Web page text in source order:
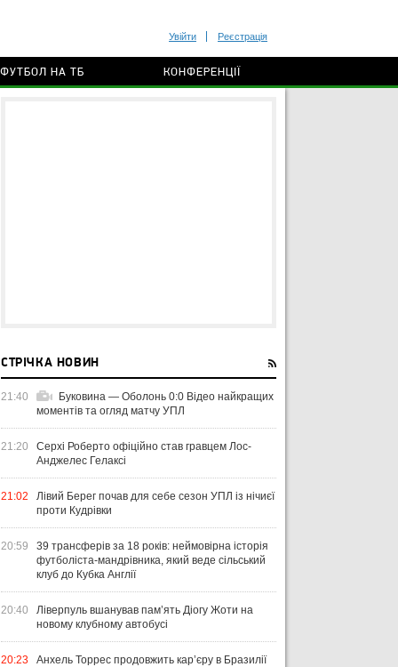
Увійти Реєстрація
ФУТБОЛ НА ТБ КОНФЕРЕНЦІЇ
СТРІЧКА НОВИН
21:40
Буковина — Оболонь 0:0 Відео найкращих
моментів та огляд матчу УПЛ
21:20
Серхі Роберто офіційно став гравцем Лос-
Анджелес Гелаксі
21:02
Лівий Берег почав для себе сезон УПЛ із нічиєї
проти Кудрівки
20:59
39 трансферів за 18 років: неймовірна історія
футболіста-мандрівника, який веде сільський
клуб до Кубка Англії
20:40
Ліверпуль вшанував пам’ять Діогу Жоти на
новому клубному автобусі
20:23 Анхель Торрес продовжить кар’єру в Бразилії